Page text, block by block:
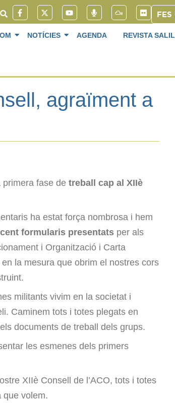
FES
NOTÍCIES AGENDA REVISTA
agraïment a
primera fase de treball cap al XIIè
ha estat força nombrosa i hem
formularis presentats per als
i Organització i Carta
la mesura que obrim el nostres cors
militants vivim en la societat i
Caminem tots i totes plegats en
documents de treball dels grups.
les esmenes dels primers
XIIè Consell de l’ACO, tots i totes
que volem.